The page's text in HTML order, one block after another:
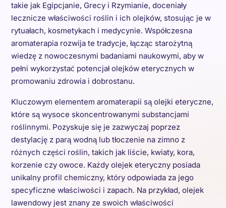
takie jak Egipcjanie, Grecy i Rzymianie, doceniały
lecznicze właściwości roślin i ich olejków, stosując je w
rytuałach, kosmetykach i medycynie. Współczesna
aromaterapia rozwija te tradycje, łącząc starożytną
wiedzę z nowoczesnymi badaniami naukowymi, aby w
pełni wykorzystać potencjał olejków eterycznych w
promowaniu zdrowia i dobrostanu.
Kluczowym elementem aromaterapii są olejki eteryczne,
które są wysoce skoncentrowanymi substancjami
roślinnymi. Pozyskuje się je zazwyczaj poprzez
destylację z parą wodną lub tłoczenie na zimno z
różnych części roślin, takich jak liście, kwiaty, kora,
korzenie czy owoce. Każdy olejek eteryczny posiada
unikalny profil chemiczny, który odpowiada za jego
specyficzne właściwości i zapach. Na przykład, olejek
lawendowy jest znany ze swoich właściwości